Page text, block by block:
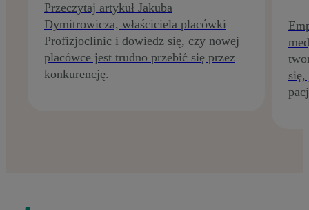
Przeczytaj artykuł Jakuba
Dymitrowicza, właściciela placówki
Profizjoclinic i dowiedz się, czy nowej
placówce jest trudno przebić się przez
konkurencję.